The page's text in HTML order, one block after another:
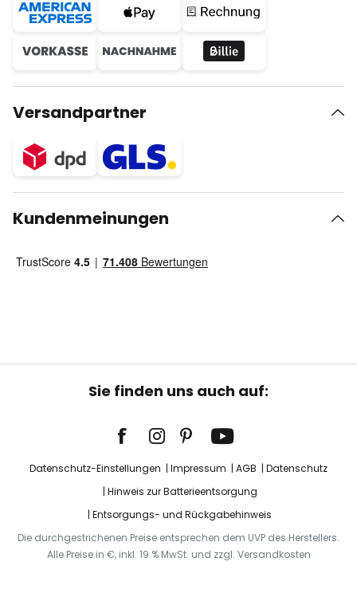
Versandpartner
Kundenmeinungen
Sie finden uns auch auf:
Datenschutz-Einstellungen Impressum AGB
Datenschutz
Hinweis zur Batterieentsorgung
Entsorgungs- und Rückgabehinweis
Die durchgestrichenen Preise entsprechen dem UVP des Herstellers.
Alle Preise in €, inkl. 19 % MwSt. und zzgl. Versandkosten